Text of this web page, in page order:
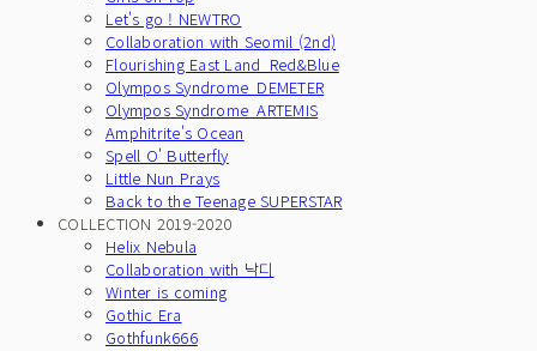
Let's go ! NEWTRO
Collaboration with Seomil (2nd)
Flourishing East Land_Red&Blue
Olympos Syndrome_DEMETER
Olympos Syndrome_ARTEMIS
Amphitrite's Ocean
Spell O' Butterfly
Little Nun Prays
Back to the Teenage SUPERSTAR
COLLECTION 2019-2020
Helix Nebula
Collaboration with 낙디
Winter is coming
Gothic Era
Gothfunk666